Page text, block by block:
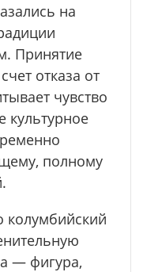
на
Принятие
отказа от
чувство
культурное
полному
колумбийский
— фигура,